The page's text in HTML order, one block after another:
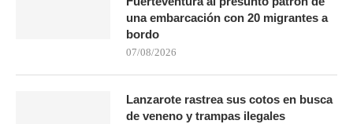
una embarcación con 20 migrantes a
bordo
07/08/2026
Lanzarote rastrea sus cotos en busca
de veneno y trampas ilegales